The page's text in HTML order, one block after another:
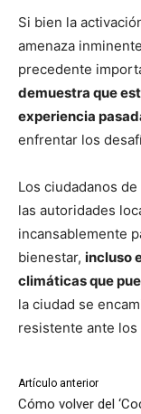
Si bien la
amenaza
precedente
demuestra que
experiencia
enfrentar los
Los ciudadanos
las autoridades
incansablemente
bienestar, incluso
climáticas que
la ciudad se
resistente ante los
Artículo anterior
Cómo volver del